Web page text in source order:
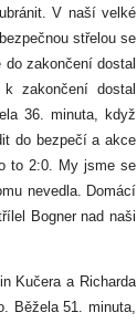
V naší velké
střelou se
zakončení dostal
zakončení dostal
36. minuta, když
do bezpečí a akce
to 2:0. My jsme se
nevedla. Domácí
Bogner nad naši
Kučera a Richarda
Běžela 51. minuta,